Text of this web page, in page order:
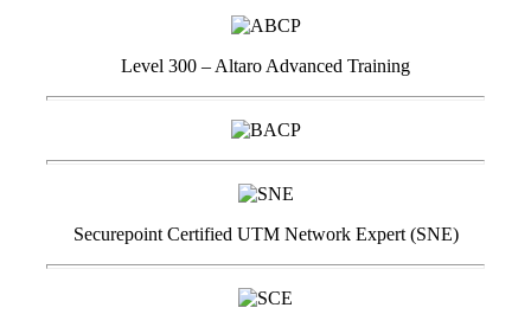
Level 300 – Altaro Advanced Training
Securepoint Certified UTM Network Expert (SNE)